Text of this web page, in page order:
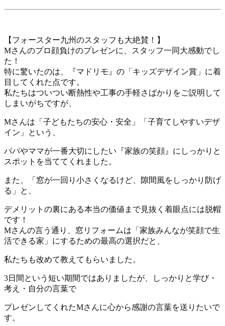
【フォースター九州のスタッフも大絶賛！】
Mさんのプロ顔負けのプレゼンに、スタッフ一同大感動でし
た！
特に驚いたのは、『マドリモ』の「キッズデザイン賞」に着
目してくれた点です。
私たちはついつい断熱性や工事の手軽さばかりをご説明して
しまいがちですが、
Mさんは「子どもたちの安心・安全」「子育てしやすいデザ
イン」という、
パパやママが一番大切にしたい『家族の笑顔』にしっかりと
スポットを当ててくれました。
また、「窓が一回り小さくなるけど、隙間風をしっかり防げ
る」と、
デメリットの裏にある本当の価値まで見抜く着眼点には脱帽
です！
Mさんの言う通り、窓リフォームは「家族みんなが笑顔で生
活できる家」にするための最高の選択だと、
私たちも改めて教えてもらいました。
3日間という短い期間ではありましたが、しっかりと学び・
考え・自分の言葉で
プレゼンしてくれたMさんに心から感謝の言葉を送りたいで
す。